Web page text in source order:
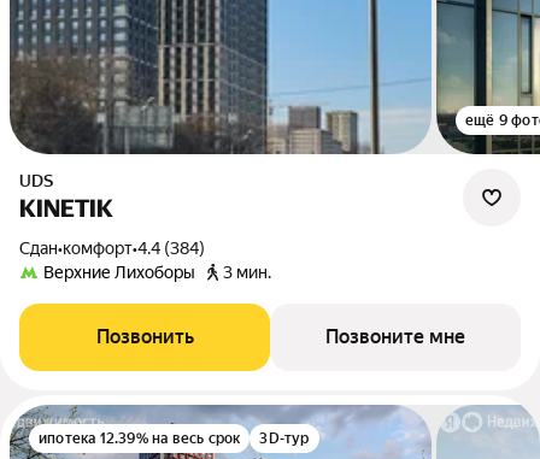
ещё 9
UDS
KINETIK
Сдан•комфорт•4.4 (384)
Верхние Лихоборы
3 мин.
Позвонить Позвоните мне
ипотека 12.39% на весь срок 3D-тур